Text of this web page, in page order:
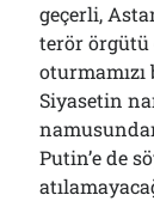
geçerli,
terör örgütü
Siyasetin
Putin’e de